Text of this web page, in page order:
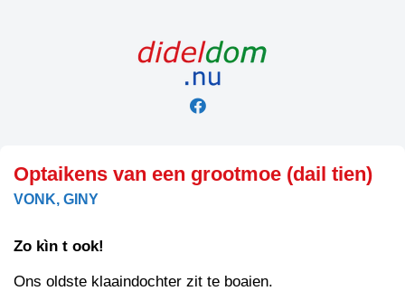
Optaikens van een grootmoe (dail tien)
VONK, GINY
Zo kìn t ook!
Ons oldste klaaindochter zit te boaien.